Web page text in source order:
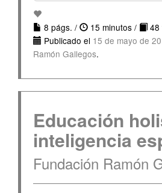
8 págs. / 15 minutos /
48
Publicado el 15 de mayo de
Ramón Gallegos.
Educación
inteligencia
Fundación Ramón